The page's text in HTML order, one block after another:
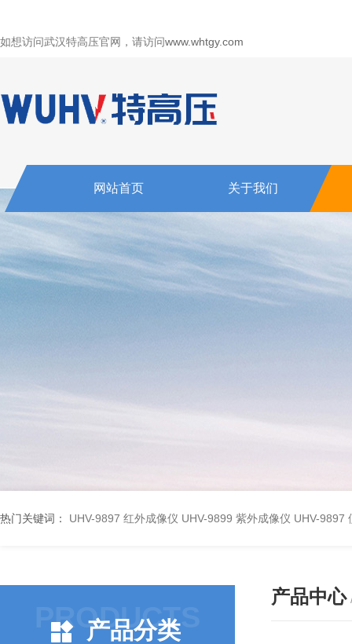
如想访问武汉特高压官网，请访问www.whtgy.com
网站首页 关于我们
热门关键词： UHV-9897 红外成像仪 UHV-9899 紫外成像仪 UHV-9897
PRODUCTS
产品分类
产品中心